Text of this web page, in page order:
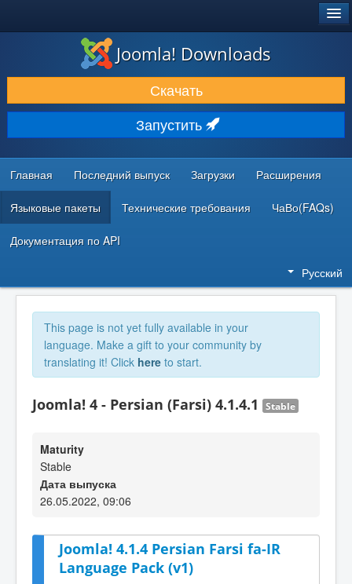
ЗАГРУЗКИ И РАСШИРЕНИЯ
ДОКУМЕНТАЦИЯ И ОБУЧЕНИЕ
СООБЩЕСТВО И ПОДДЕРЖКА
РЕСУРСЫ ДЛЯ РАЗРАБОТЧИКОВ
Joomla! Downloads
Скачать
Запустить
Главная Последний выпуск Загрузки Расширения
Языковые пакеты Технические требования ЧаВо(FAQs)
Документация по API
Русский
This page is not yet fully available in your
language. Make a gift to your community by
translating it! Click here to start.
Joomla! 4 - Persian (Farsi) 4.1.4.1 Stable
Maturity
Stable
Дата выпуска
26.05.2022, 09:06
Joomla! 4.1.4 Persian Farsi fa-IR
Language Pack (v1)